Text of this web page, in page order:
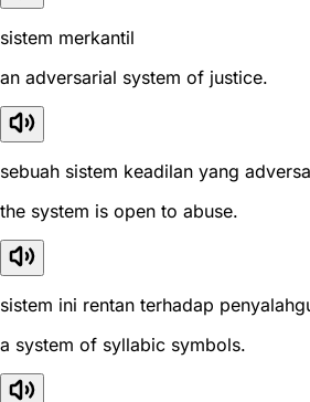
sistem merkantil
an adversarial system of justice.
sebuah sistem keadilan yang
the system is open to abuse.
sistem ini rentan terhadap
a system of syllabic symbols.